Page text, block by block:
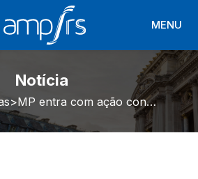
MENU
Notícia
MP entra com ação contra Super Receita